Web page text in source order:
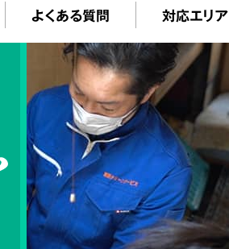
よくある質問 対応エリア